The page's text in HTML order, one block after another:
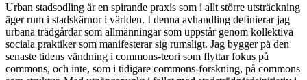
Urban stadsodling är en spirande praxis som i allt större utsträckning
äger rum i stadskärnor i världen. I denna avhandling definierar jag
urbana trädgårdar som allmänningar som uppstår genom kollektiva
sociala praktiker som manifesterar sig rumsligt. Jag bygger på den
senaste tidens vändning i commons-teori som flyttar fokus på
commons, och inte, som i tidigare commons-forskning, på commons